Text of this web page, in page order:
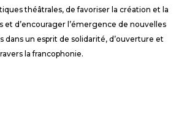
théâtrales, de favoriser la création et la
et d’encourager l’émergence de nouvelles
dans un esprit de solidarité, d’ouverture et
la francophonie.